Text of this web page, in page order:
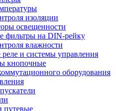
изоляции
освещенности
фильтры на DIN-рейку
влажности
и системы управления
кнопочные
оборудования
путевые